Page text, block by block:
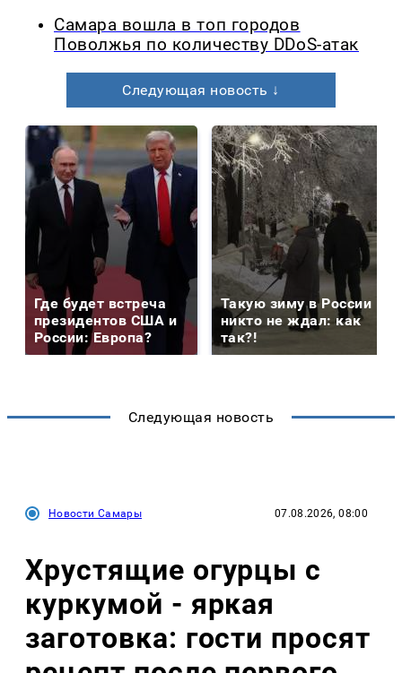
Самара вошла в топ городов
Поволжья по количеству DDoS-атак
Следующая новость ↓
Где будет встреча
президентов США и
России: Европа?
Такую зиму в России
никто не ждал: как
так?!
Следующая новость
Новости Самары 07.08.2026, 08:00
Хрустящие огурцы с
куркумой - яркая
заготовка: гости просят